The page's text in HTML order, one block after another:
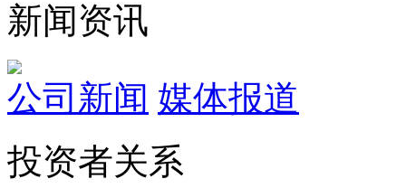
新闻资讯
公司新闻 媒体报道
投资者关系